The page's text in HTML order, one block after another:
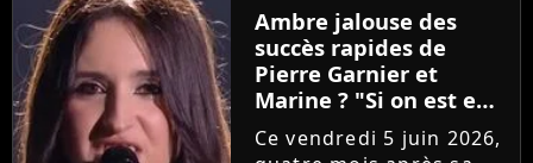
l'avenir incertain dans
le milieu...
Ambre jalouse des
succès rapides de
Pierre Garnier et
Marine ? "Si on est en
compétition..."
Ce vendredi 5 juin 2026,